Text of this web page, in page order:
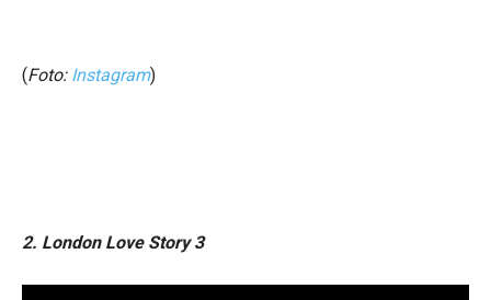
(Foto: Instagram)
2. London Love Story 3